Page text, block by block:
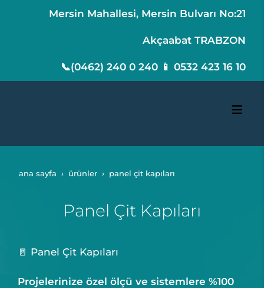
Mersin Mahallesi, Mersin Bulvarı No:21
Akçaabat TRABZON
📞(0462) 240 0 240 📱 0532 423 16 10
ana sayfa ürünler panel çit kapıları
Panel Çit Kapıları
🚪 Panel Çit Kapıları
Projelerinize özel ölçü ve sistemlere %100